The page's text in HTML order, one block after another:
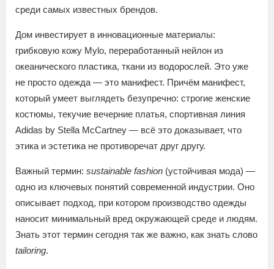
среди самых известных брендов.
Дом инвестирует в инновационные материалы:
грибковую кожу Mylo, переработанный нейлон из
океанического пластика, ткани из водорослей. Это уже
не просто одежда — это манифест. Причём манифест,
который умеет выглядеть безупречно: строгие женские
костюмы, текучие вечерние платья, спортивная линия
Adidas by Stella McCartney — всё это доказывает, что
этика и эстетика не противоречат друг другу.
Важный термин: sustainable fashion (устойчивая мода) —
одно из ключевых понятий современной индустрии. Оно
описывает подход, при котором производство одежды
наносит минимальный вред окружающей среде и людям.
Знать этот термин сегодня так же важно, как знать слово
tailoring.